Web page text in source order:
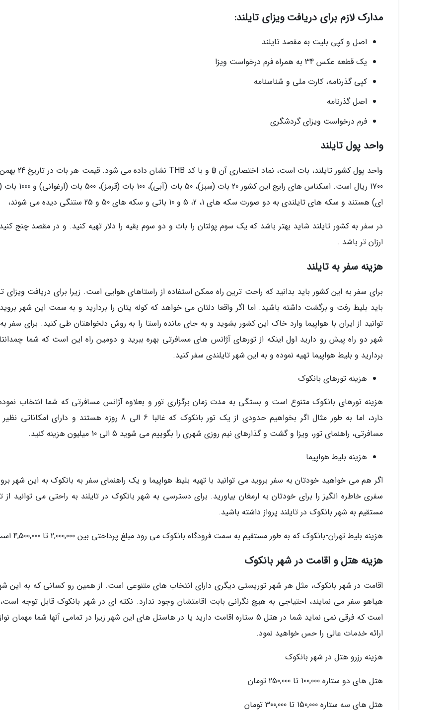
مدارک لازم برای دریافت ویزای تایلند:
اصل و کپی بلیت به مقصد تایلند
یک قطعه عکس 34 به همراه فرم درخواست ویزا
کپی گذرنامه، کارت ملی و شناسنامه
اصل گذرنامه
فرم درخواست ویزای گردشگری
واحد پول تایلند
1700 ریال است. اسکناس های رایج این کشور 20 بات
ای) هستند و سکه های تایلندی به دو صورت سکه های 1، 2، 5 و 10 باتی و سکه های 50 و 25 ستنگی دیده می شوند،
در سفر به کشور تایلند شاید بهتر باشد که یک سوم پولتان را بات و دو سوم بقیه را دلار تهیه کنید. و در مقصد چنج
ارزان تر باشد .
هزینه سفر به تایلند
برای سفر به این کشور باید بدانید که راحت ترین راه ممکن استفاده از راستاهای هوایی است. زیرا برای دریافت ویزای
باید بلیط رفت و برگشت داشته باشید. اما اگر واقعا دلتان می خواهد که کوله یتان را بردارید و به سمت این شهر
توانید از ایران با هواپیما وارد خاک این کشور بشوید و به جای مانده راستا را به روش دلخواهتان طی کنید. برای سفر
شهر دو راه پیش رو دارید اول اینکه از تورهای آژانس های مسافرتی بهره ببرید و دومین راه این است که شما
بردارید و بلیط هواپیما تهیه نموده و به این شهر تایلندی سفر کنید.
هزینه تورهای بانکوک
هزینه تورهای بانکوک متنوع است و بستگی به مدت زمان برگزاری تور و بعلاوه آژانس مسافرتی که شما انتخاب
دارد، اما به طور مثال اگر بخواهیم حدودی از یک تور بانکوک که غالبا 6 الی 8 روزه هستند و دارای
مسافرتی، راهنمای تور، ویزا و گشت و گذارهای نیم روزی شهری را بگوییم می شوید 5 الی 10 میلیون هزینه کنید.
هزینه بلیط هواپیما
اگر هم می خواهید خودتان به سفر بروید می توانید با تهیه بلیط هواپیما و یک راهنمای سفر به بانکوک به این شهر
سفری خاطره انگیز را برای خودتان به ارمغان بیاورید. برای دسترسی به شهر بانکوک در تایلند به راحتی می توانید از
مستقیم به شهر بانکوک در تایلند پرواز داشته باشید.
هزینه بلیط تهران-بانکوک که به طور مستقیم به سمت فرودگاه بانکوک می رود مبلغ پرداختی بین 2,000,000 تا 4,500,000 است.
هزینه هتل و اقامت در شهر بانکوک
اقامت در شهر بانکوک، مثل هر شهر توریستی دیگری دارای انتخاب های متنوعی است. از همین رو کسانی که به این
هیاهو سفر می نمایند، احتیاجی به هیچ نگرانی بابت اقامتشان وجود ندارد. نکته ای در شهر بانکوک قابل توجه
است که فرقی نمی نماید شما در هتل 5 ستاره اقامت دارید یا در هاستل های این شهر زیرا در تمامی آنها شما مهمان
ارائه خدمات عالی را حس خواهید نمود.
هزینه رزرو هتل در شهر بانکوک
هتل های دو ستاره 100,000 تا 250,000 تومان
هتل های سه ستاره 150,000 تا 300,000 تومان